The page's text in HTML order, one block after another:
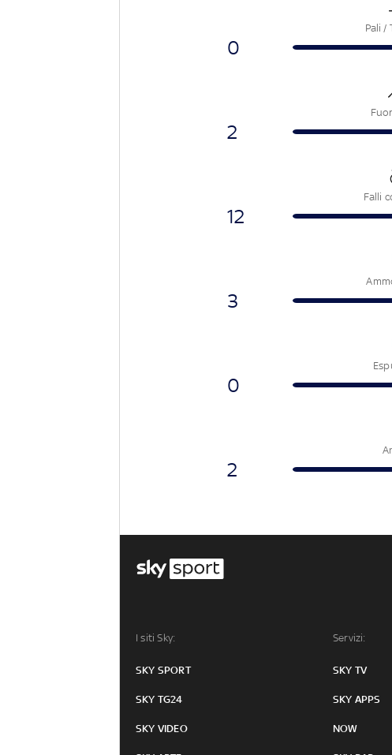
Pali /
0
2
Falli
12
3
0
2
I siti Sky:
SKY SPORT
SKY TG24
SKY VIDEO
Servizi:
SKY TV
SKY APPS
NOW